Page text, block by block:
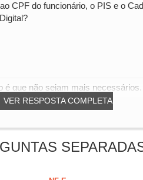
CPF do funcionário, o PIS e o
VER RESPOSTA COMPLETA
é que não sejam mais